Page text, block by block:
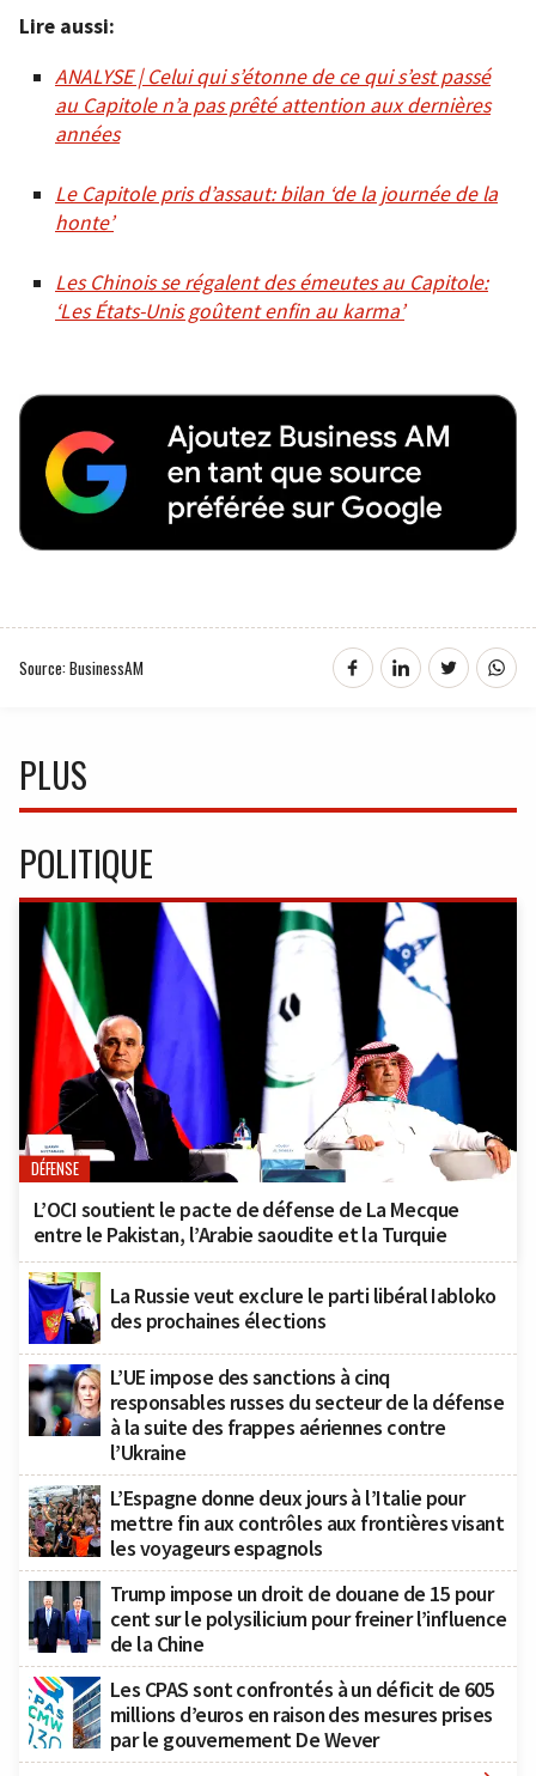
Lire aussi:
ANALYSE | Celui qui s’étonne de ce qui s’est passé
au Capitole n’a pas prêté attention aux dernières
années
Le Capitole pris d’assaut: bilan ‘de la journée de la
honte’
Les Chinois se régalent des émeutes au Capitole:
‘Les États-Unis goûtent enfin au karma’
Source: BusinessAM
PLUS
POLITIQUE
DÉFENSE
L’OCI soutient le pacte de défense de La Mecque
entre le Pakistan, l’Arabie saoudite et la Turquie
La Russie veut exclure le parti libéral Iabloko
des prochaines élections
L’UE impose des sanctions à cinq
responsables russes du secteur de la défense
à la suite des frappes aériennes contre
l’Ukraine
L’Espagne donne deux jours à l’Italie pour
mettre fin aux contrôles aux frontières visant
les voyageurs espagnols
Trump impose un droit de douane de 15 pour
cent sur le polysilicium pour freiner l’influence
de la Chine
Les CPAS sont confrontés à un déficit de 605
millions d’euros en raison des mesures prises
par le gouvernement De Wever